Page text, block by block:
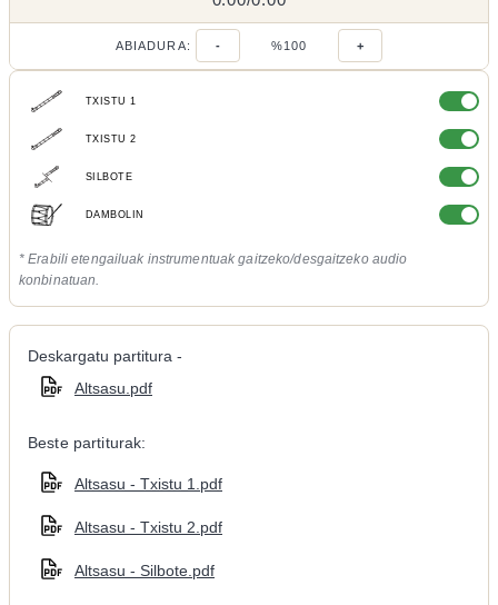
ABIADURA: - %100 +
TXISTU 1
TXISTU 2
SILBOTE
DAMBOLIN
* Erabili etengailuak instrumentuak gaitzeko/desgaitzeko audio
konbinatuan.
Deskargatu partitura -
Altsasu.pdf
Beste partiturak:
Altsasu - Txistu 1.pdf
Altsasu - Txistu 2.pdf
Altsasu - Silbote.pdf